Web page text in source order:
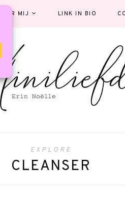
OVER MIJ LINK IN BIO
EXPLORE
CLEANSER